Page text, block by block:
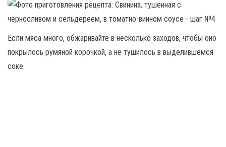
Если мяса много, обжаривайте в несколько заходов, чтобы оно
покрылось румяной корочкой, а не тушилось в выделившемся
соке.